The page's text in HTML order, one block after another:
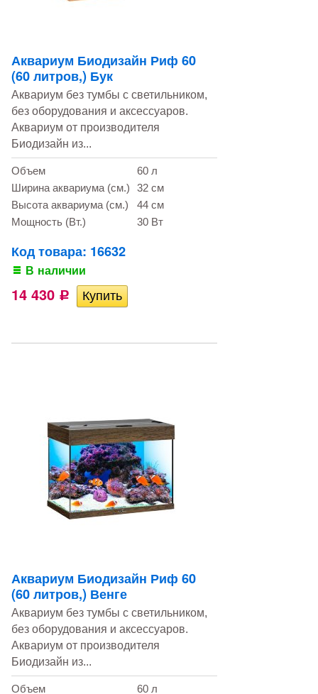
Аквариум Биодизайн Риф 60
(60 литров,) Бук
Аквариум без тумбы с светильником,
без оборудования и аксессуаров.
Аквариум от производителя
Биодизайн из...
Объем
60 л
Ширина аквариума (см.)
32 см
Высота аквариума (см.)
44 см
Мощность (Вт.)
30 Вт
Код товара: 16632
В наличии
14 430 Р
Аквариум Биодизайн Риф 60
(60 литров,) Венге
Аквариум без тумбы с светильником,
без оборудования и аксессуаров.
Аквариум от производителя
Биодизайн из...
Объем
60 л